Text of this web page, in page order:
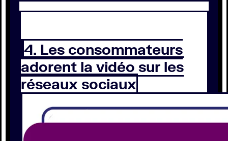
4. Les consommateurs
adorent la vidéo sur les
réseaux sociaux